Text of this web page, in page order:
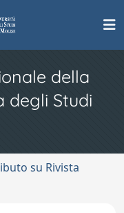
della
degli Studi
su Rivista